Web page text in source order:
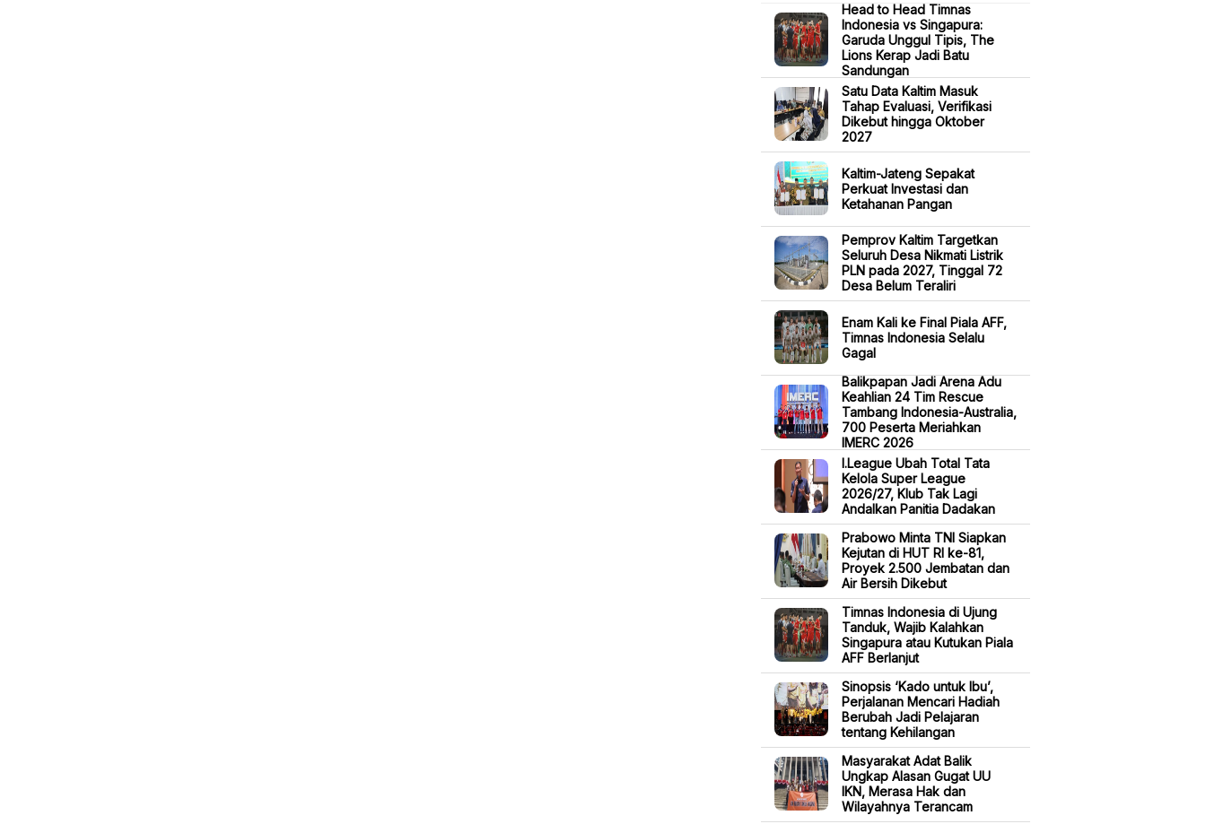
Head to Head Timnas
Indonesia vs Singapura:
Garuda Unggul Tipis, The
Lions Kerap Jadi Batu
Sandungan
Satu Data Kaltim Masuk
Tahap Evaluasi, Verifikasi
Dikebut hingga Oktober
2027
Kaltim-Jateng Sepakat
Perkuat Investasi dan
Ketahanan Pangan
Pemprov Kaltim Targetkan
Seluruh Desa Nikmati Listrik
PLN pada 2027, Tinggal 72
Desa Belum Teraliri
Enam Kali ke Final Piala AFF,
Timnas Indonesia Selalu
Gagal
Balikpapan Jadi Arena Adu
Keahlian 24 Tim Rescue
Tambang Indonesia-Australia,
700 Peserta Meriahkan
IMERC 2026
I.League Ubah Total Tata
Kelola Super League
2026/27, Klub Tak Lagi
Andalkan Panitia Dadakan
Prabowo Minta TNI Siapkan
Kejutan di HUT RI ke-81,
Proyek 2.500 Jembatan dan
Air Bersih Dikebut
Timnas Indonesia di Ujung
Tanduk, Wajib Kalahkan
Singapura atau Kutukan Piala
AFF Berlanjut
Sinopsis ‘Kado untuk Ibu’,
Perjalanan Mencari Hadiah
Berubah Jadi Pelajaran
tentang Kehilangan
Masyarakat Adat Balik
Ungkap Alasan Gugat UU
IKN, Merasa Hak dan
Wilayahnya Terancam